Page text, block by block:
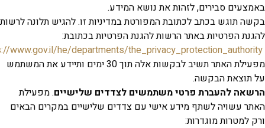
סבירים, לזהות את נושא המידע.
בכתב לכתובת המפורטת במדיניות זו. להגיש תלונה לרשות
הפרטיות באתר הרשות להגנת הפרטיות בכתובת:
https://www.gov.il/he/departments/
מפעילת האתר תשיב לבקשות אלה תוך 30 ימים ותיידע את המשתמש
הבקשה.
להעברת פרטי משתמשים לצדדים שלישיים. מפעילת
לשתף מידע אישי עם צדדים שלישיים במקרים הבאים
מוגדרות: